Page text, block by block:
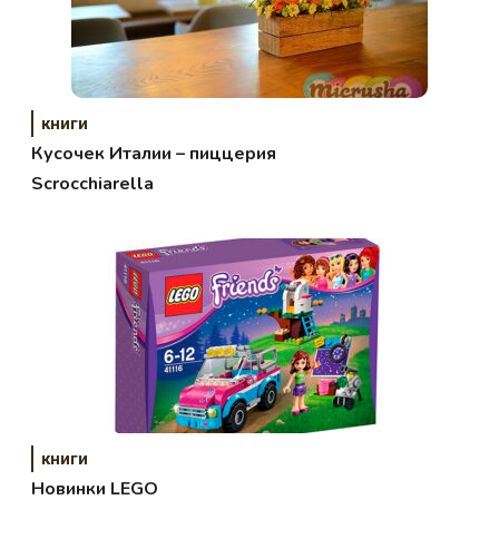
книги
Кусочек Италии – пиццерия
Scrocchiarella
книги
Новинки LEGO